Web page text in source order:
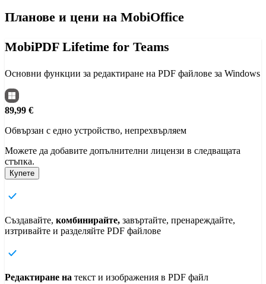
Планове и цени на MobiOffice
MobiPDF Lifetime for Teams
Основни функции за редактиране на PDF файлове за Windows
89,99 €
Обвързан с едно устройство, непрехвърляем
Можете да добавите допълнителни лицензи в следващата
стъпка.
Купете
Създавайте, комбинирайте, завъртайте, пренареждайте,
изтривайте и разделяйте PDF файлове
Редактиране на текст и изображения в PDF файл